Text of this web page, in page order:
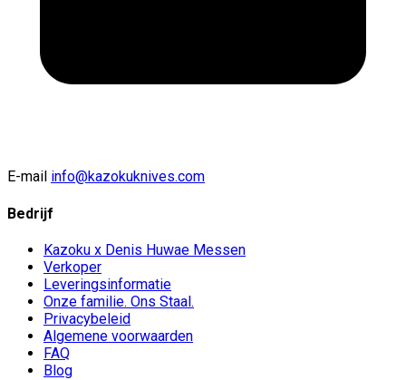
E-mail info@kazokuknives.com
Bedrijf
Kazoku x Denis Huwae Messen
Verkoper
Leveringsinformatie
Onze familie. Ons Staal.
Privacybeleid
Algemene voorwaarden
FAQ
Blog